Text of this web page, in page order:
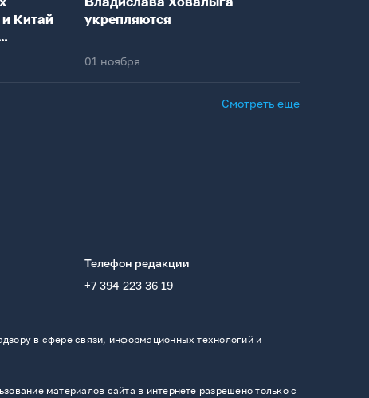
Китай
Владислава Ховалыга
укрепляются
01 ноября
Смотреть еще
Телефон редакции
+7 394 223 36 19
в сфере связи, информационных технологий и
материалов сайта в интернете разрешено только с